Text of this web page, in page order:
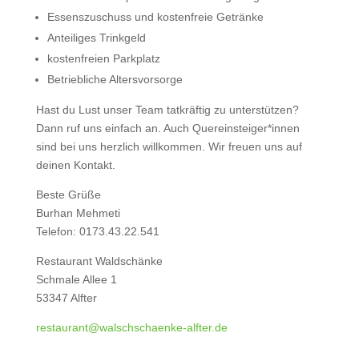
Essenszuschuss und kostenfreie Getränke
Anteiliges Trinkgeld
kostenfreien Parkplatz
Betriebliche Altersvorsorge
Hast du Lust unser Team tatkräftig zu unterstützen?
Dann ruf uns einfach an. Auch Quereinsteiger*innen
sind bei uns herzlich willkommen. Wir freuen uns auf
deinen Kontakt.
Beste Grüße
Burhan Mehmeti
Telefon: 0173.43.22.541
Restaurant Waldschänke
Schmale Allee 1
53347 Alfter
restaurant@walschschaenke-alfter.de